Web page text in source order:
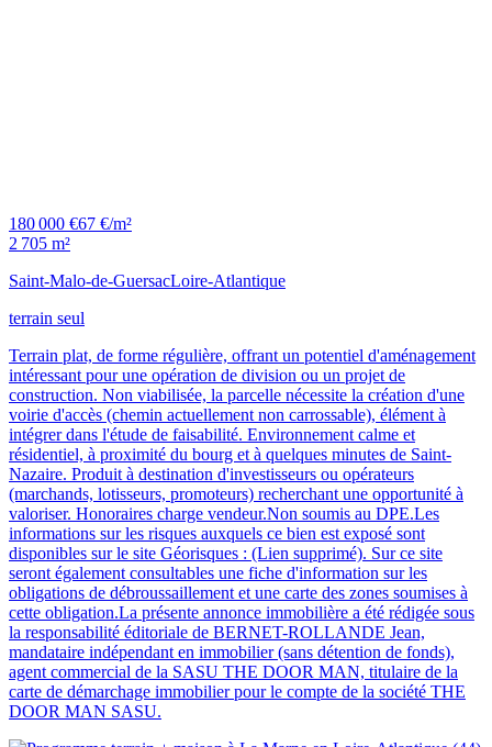
180 000 €67 €/m²
2 705 m²
Saint-Malo-de-GuersacLoire-Atlantique
terrain seul
Terrain plat, de forme régulière, offrant un potentiel d'aménagement
intéressant pour une opération de division ou un projet de
construction. Non viabilisée, la parcelle nécessite la création d'une
voirie d'accès (chemin actuellement non carrossable), élément à
intégrer dans l'étude de faisabilité. Environnement calme et
résidentiel, à proximité du bourg et à quelques minutes de Saint-
Nazaire. Produit à destination d'investisseurs ou opérateurs
(marchands, lotisseurs, promoteurs) recherchant une opportunité à
valoriser. Honoraires charge vendeur.Non soumis au DPE.Les
informations sur les risques auxquels ce bien est exposé sont
disponibles sur le site Géorisques : (Lien supprimé). Sur ce site
seront également consultables une fiche d'information sur les
obligations de débroussaillement et une carte des zones soumises à
cette obligation.La présente annonce immobilière a été rédigée sous
la responsabilité éditoriale de BERNET-ROLLANDE Jean,
mandataire indépendant en immobilier (sans détention de fonds),
agent commercial de la SASU THE DOOR MAN, titulaire de la
carte de démarchage immobilier pour le compte de la société THE
DOOR MAN SASU.